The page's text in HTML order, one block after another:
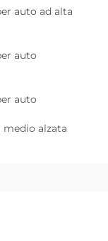
auto ad alta
auto
auto
alzata